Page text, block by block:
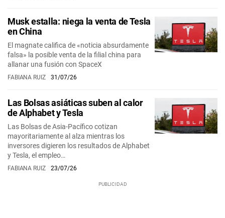
Musk estalla: niega la venta de Tesla
en China
El magnate califica de «noticia absurdamente
falsa» la posible venta de la filial china para
allanar una fusión con SpaceX
FABIANA RUIZ 31/07/26
Las Bolsas asiáticas suben al calor
de Alphabet y Tesla
Las Bolsas de Asia-Pacífico cotizan
mayoritariamente al alza mientras los
inversores digieren los resultados de Alphabet
y Tesla, el empleo…
FABIANA RUIZ 23/07/26